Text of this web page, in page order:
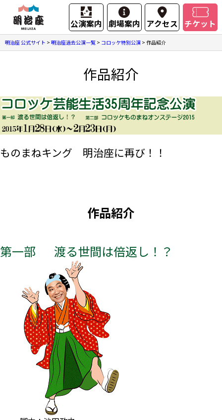
公演案内 劇場案内 アクセス チケット
明治座 公式サイト > 明治座過去公演一覧 > コロッケ特別公演 > 作品紹介
作品紹介
ものまねキング 明治座に再び！！
作品紹介
第一部 渡る世間は倍返し！？